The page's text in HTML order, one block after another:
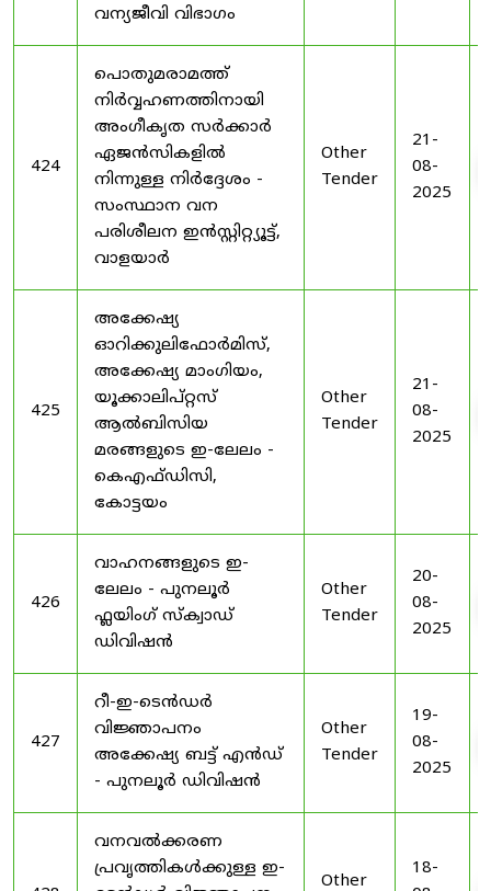
വന്യജീവി വിഭാഗം
424
പൊതുമരാമത്ത്
നിർവ്വഹണത്തിനായി
അംഗീകൃത സർക്കാർ
ഏജൻസികളിൽ
നിന്നുള്ള നിർദ്ദേശം -
സംസ്ഥാന വന
പരിശീലന ഇൻസ്റ്റിറ്റ്യൂട്ട്,
വാളയാർ
Other
Tender
21-
08-
2025
425
അക്കേഷ്യ
ഓറിക്കുലിഫോർമിസ്,
അക്കേഷ്യ മാംഗിയം,
യൂക്കാലിപ്റ്റസ്
ആൽബിസിയ
മരങ്ങളുടെ ഇ-ലേലം -
കെഎഫ്ഡിസി,
കോട്ടയം
Other
Tender
21-
08-
2025
426
വാഹനങ്ങളുടെ ഇ-
ലേലം - പുനലൂർ
ഫ്ലയിംഗ് സ്ക്വാഡ്
ഡിവിഷൻ
Other
Tender
20-
08-
2025
427
റീ-ഇ-ടെൻഡർ
വിജ്ഞാപനം
അക്കേഷ്യ ബട്ട് എൻഡ്
- പുനലൂർ ഡിവിഷൻ
Other
Tender
19-
08-
2025
വനവൽക്കരണ
പ്രവൃത്തികൾക്കുള്ള ഇ-
Other
18-